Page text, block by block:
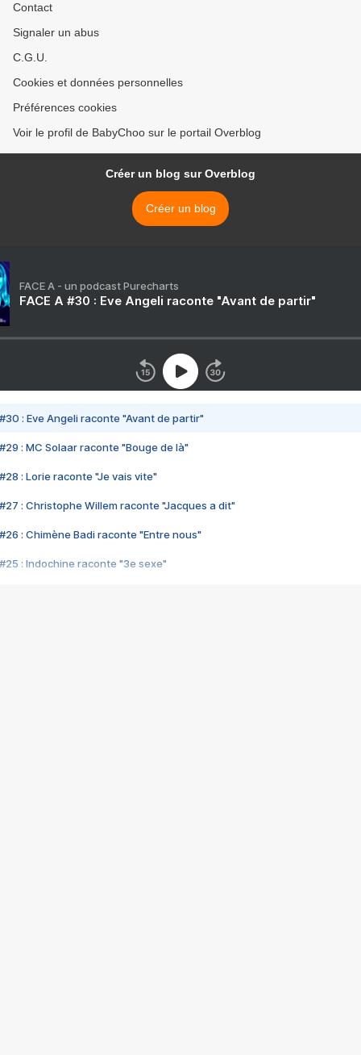
Contact
Signaler un abus
C.G.U.
Cookies et données personnelles
Préférences cookies
Voir le profil de BabyChoo sur le portail Overblog
Créer un blog sur Overblog
Créer un blog
FACE A - un podcast Purecharts
FACE A #30 : Eve Angeli raconte "Avant de partir"
#30 : Eve Angeli raconte "Avant de partir"
#29 : MC Solaar raconte "Bouge de là"
#28 : Lorie raconte "Je vais vite"
#27 : Christophe Willem raconte "Jacques a dit"
#26 : Chimène Badi raconte "Entre nous"
#25 : Indochine raconte "3e sexe"